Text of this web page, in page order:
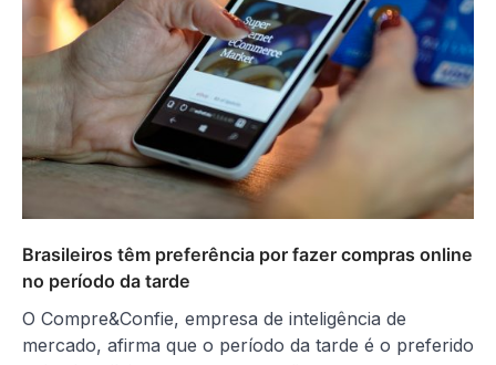
Brasileiros têm preferência por fazer compras online
no período da tarde
O Compre&Confie, empresa de inteligência de
mercado, afirma que o período da tarde é o preferido